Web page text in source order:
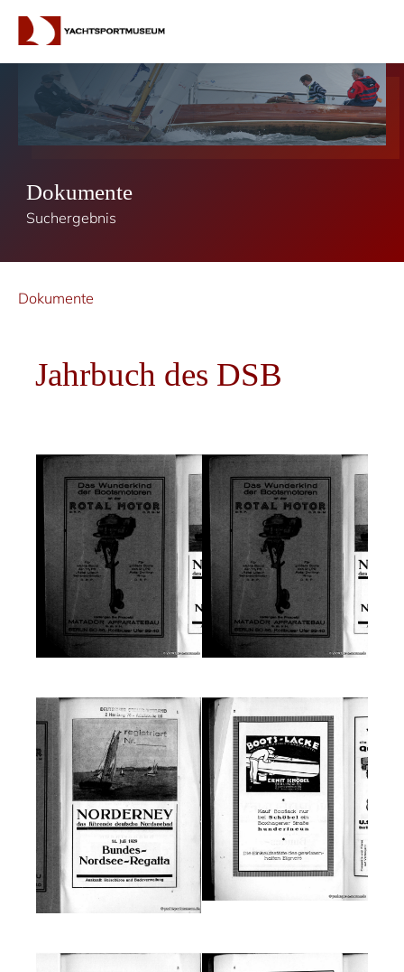
Dokumente
Suchergebnis
Dokumente
Jahrbuch des DSB